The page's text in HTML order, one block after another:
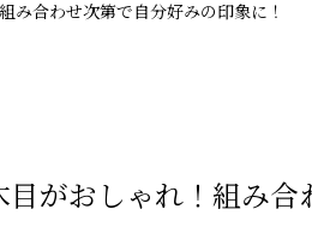
み合わせ次第で自分好みの印象に！
がおしゃれ！組み合